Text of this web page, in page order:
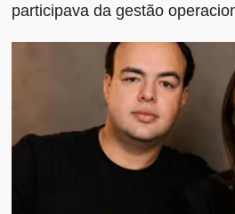
participava da gestão